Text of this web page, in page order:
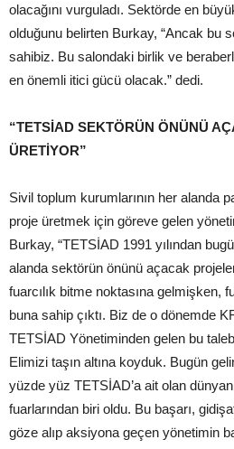
olacağını vurguladı. Sektörde en büyük
olduğunu belirten Burkay, “Ancak bu
sahibiz. Bu salondaki birlik ve
en önemli itici gücü olacak.” dedi.
“TETSİAD SEKTÖRÜN ÖNÜNÜ
ÜRETİYOR”
Sivil toplum kurumlarının her alanda
proje üretmek için göreve gelen
Burkay, “TETSİAD 1991 yılından
alanda sektörün önünü açacak
fuarcılık bitme noktasına gelmişken,
buna sahip çıktı. Biz de o dönemde
TETSİAD Yönetiminden gelen bu
Elimizi taşın altına koyduk. Bugün
yüzde yüz TETSİAD’a ait olan
fuarlarından biri oldu. Bu başarı,
göze alıp aksiyona geçen yönetimin